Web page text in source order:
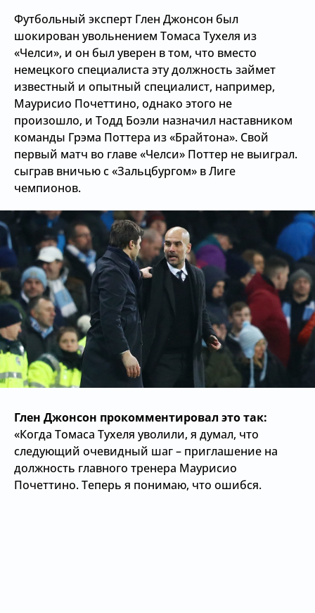
Футбольный эксперт Глен Джонсон был
шокирован увольнением Томаса Тухеля из
«Челси», и он был уверен в том, что вместо
немецкого специалиста эту должность займет
известный и опытный специалист, например,
Маурисио Почеттино, однако этого не
произошло, и Тодд Боэли назначил наставником
команды Грэма Поттера из «Брайтона». Свой
первый матч во главе «Челси» Поттер не выиграл.
сыграв вничью с «Зальцбургом» в Лиге
чемпионов.
Глен Джонсон прокомментировал это так:
«Когда Томаса Тухеля уволили, я думал, что
следующий очевидный шаг – приглашение на
должность главного тренера Маурисио
Почеттино. Теперь я понимаю, что ошибся.
О сайте
Контакты